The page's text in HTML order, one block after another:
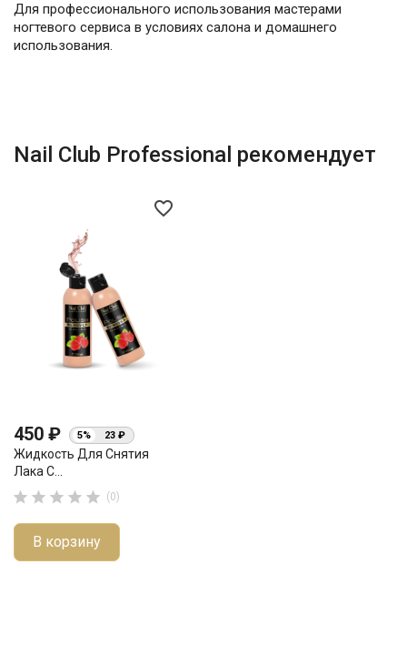
Для профессионального использования мастерами
ногтевого сервиса в условиях салона и домашнего
использования.
Nail Club Professional рекомендует
favorite_border
450 ₽ 5% 23 ₽
Жидкость Для Снятия
Лака С...
     (0)
В корзину